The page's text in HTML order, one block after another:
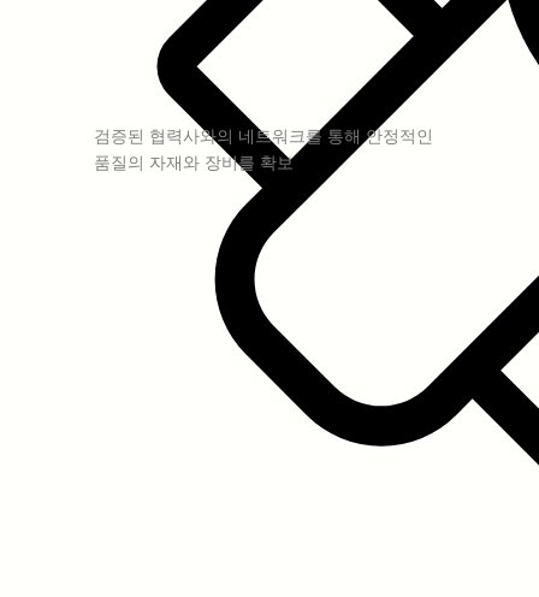
검증된 협력사와의 네트워크를 통해 안정적인
품질의 자재와 장비를 확보